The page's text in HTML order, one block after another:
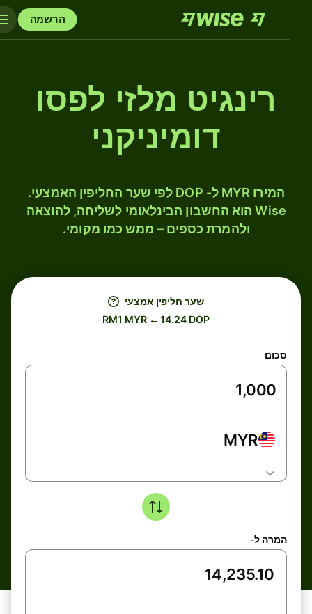
הרשמה
רינגיט מלזי לפסו
דומיניקני
המירו MYR ל- DOP לפי שער החליפין האמצעי.
Wise הוא החשבון הבינלאומי לשליחה, להוצאה
ולהמרת כספים – ממש כמו מקומי.
שער חליפין אמצעי
RM1 MYR ← 14.24 DOP
סכום
MYR
המרה ל-